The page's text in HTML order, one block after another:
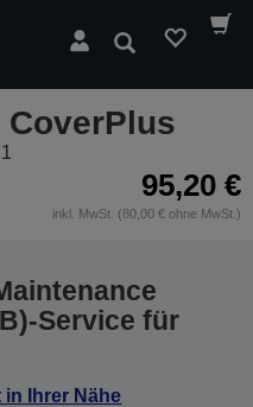
Suchen
CoverPlus
95,20 €
inkl. MwSt. (80,00 € ohne MwSt.)
Service für
Ihrer Nähe